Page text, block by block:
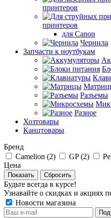
принтеров
принтеров
для Canon
Чернила
Запчасти к ноутбукам
Разъемы
Разное
Хозтовары
Канцтовары
Бренд
Camelion (2) GP (2)
Цена
Сбросить
Будьте всегда в курсе!
Узнавайте о скидках и акциях
Новости магазина